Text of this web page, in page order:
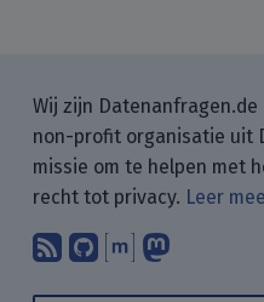
Wij zijn
non-profit organisatie uit
missie om te helpen met
recht tot privacy. Leer
Abonneer op
Vind ons op
Praat